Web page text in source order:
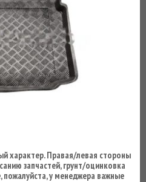
характер. Правая/левая стороны
запчастей, грунт/оцинковка
пожалуйста, у менеджера важные